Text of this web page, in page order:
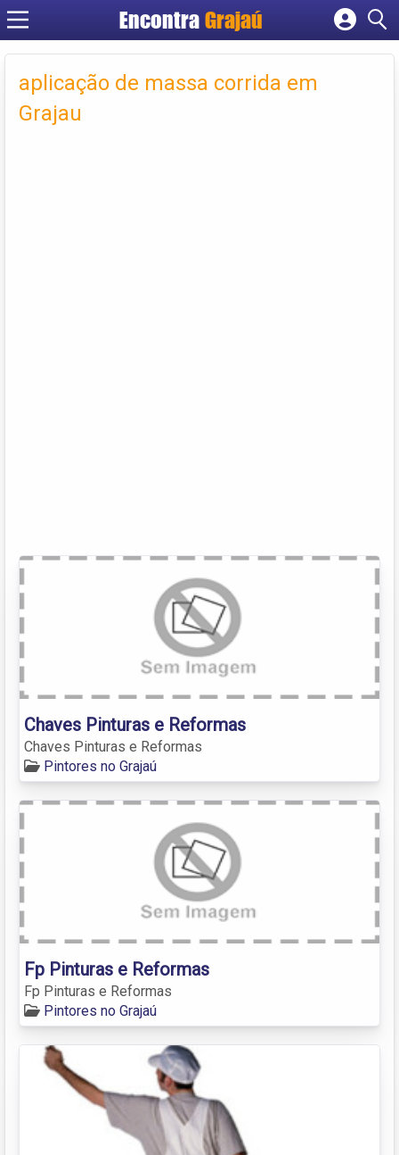
Encontra Grajaú
Cadastrar empresa
Criar conta
aplicação de massa corrida em
Grajau
Chaves Pinturas e Reformas
Chaves Pinturas e Reformas
Pintores no Grajaú
Fp Pinturas e Reformas
Fp Pinturas e Reformas
Pintores no Grajaú